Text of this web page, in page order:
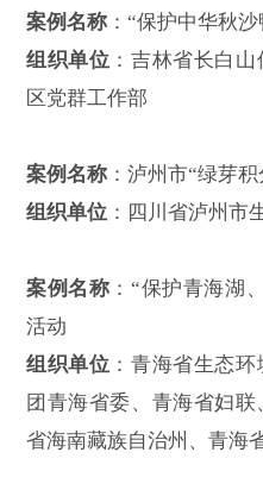
省噢啦慈善基金会
案例名称：“同饮一江水
案例名称 ：北京环保儿